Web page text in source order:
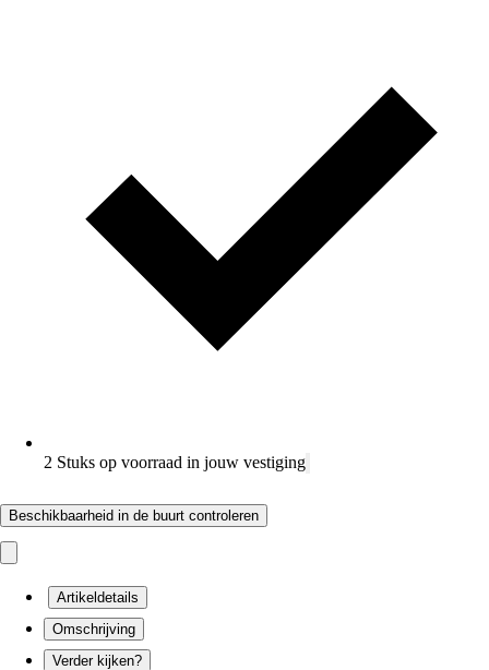
2 Stuks op voorraad in jouw vestiging
Beschikbaarheid in de buurt controleren
Artikeldetails
Omschrijving
Verder kijken?